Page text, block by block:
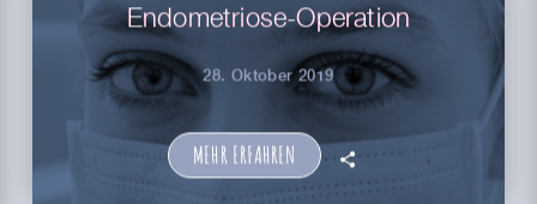
Endometriose-Operation
28. Oktober 2019
MEHR ERFAHREN 🗣